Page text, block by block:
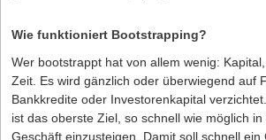
Wie funktioniert Bootstrapping?
Wer bootstrappt hat von allem wenig:
Zeit. Es wird gänzlich oder überwiegend auf
Bankkredite oder Investorenkapital
ist das oberste Ziel, so schnell wie möglich
Geschäft einzusteigen. Damit soll schnell ein